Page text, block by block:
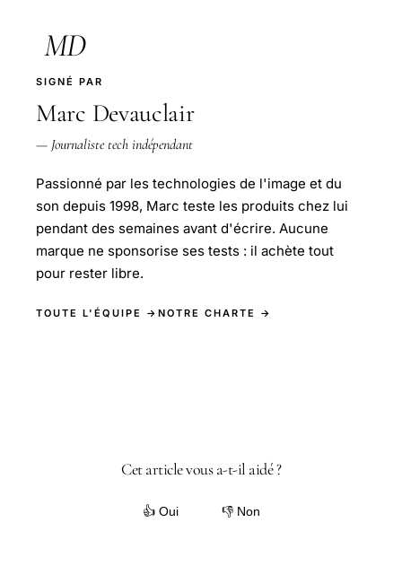
MD
SIGNÉ PAR
Marc Devauclair
— Journaliste tech indépendant
Passionné par les technologies de l'image et du
son depuis 1998, Marc teste les produits chez lui
pendant des semaines avant d'écrire. Aucune
marque ne sponsorise ses tests : il achète tout
pour rester libre.
TOUTE L'ÉQUIPE → NOTRE CHARTE →
Cet article vous a-t-il aidé ?
👍 Oui 👎 Non